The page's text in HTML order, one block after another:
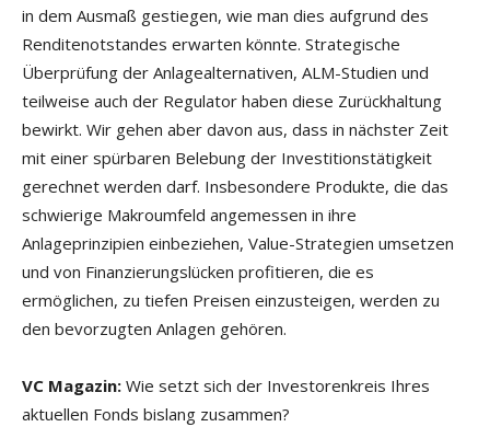
in dem Ausmaß gestiegen, wie man dies aufgrund des
Renditenotstandes erwarten könnte. Strategische
Überprüfung der Anlagealternativen, ALM-Studien und
teilweise auch der Regulator haben diese Zurückhaltung
bewirkt. Wir gehen aber davon aus, dass in nächster Zeit
mit einer spürbaren Belebung der Investitionstätigkeit
gerechnet werden darf. Insbesondere Produkte, die das
schwierige Makroumfeld angemessen in ihre
Anlageprinzipien einbeziehen, Value-Strategien umsetzen
und von Finanzierungslücken profitieren, die es
ermöglichen, zu tiefen Preisen einzusteigen, werden zu
den bevorzugten Anlagen gehören.
VC Magazin: Wie setzt sich der Investorenkreis Ihres
aktuellen Fonds bislang zusammen?